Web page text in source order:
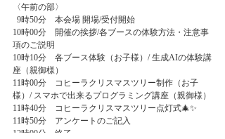
〈午前の部〉
  9時50分　本会場 開場/受付開始
10時00分    開催の挨拶/各ブースの体験方法・注意事
項のご説明
10時10分    各ブース体験（お子様）/ 生成AIの体験講
座（親御様）
11時00分    コヒーラクリスマスツリー制作（お子
様）/ スマホで出来るプログラミング講座（親御様）
11時40分    コヒーラクリスマスツリー点灯式🎄✨
11時50分    アンケートのご記入
12時00分    終了